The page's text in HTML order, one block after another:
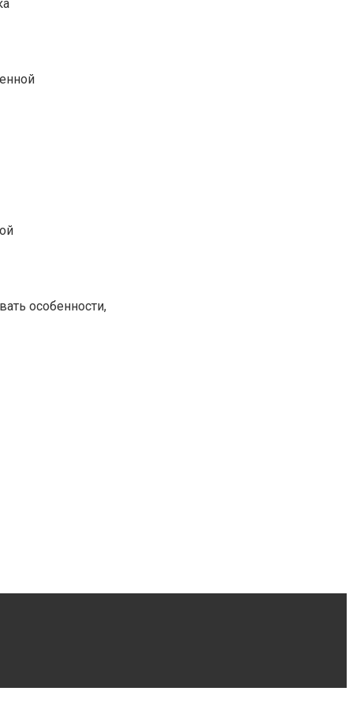
особенности,